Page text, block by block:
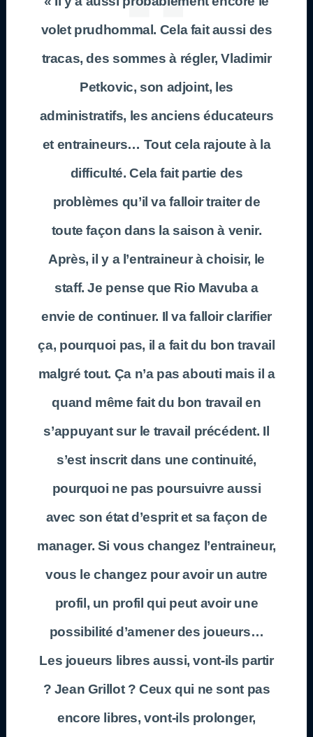
volet prudhommal. Cela fait aussi des
tracas, des sommes à régler, Vladimir
Petkovic, son adjoint, les
administratifs, les anciens éducateurs
et entraineurs… Tout cela rajoute à la
difficulté. Cela fait partie des
problèmes qu’il va falloir traiter de
toute façon dans la saison à venir.
Après, il y a l’entraineur à choisir, le
staff. Je pense que Rio Mavuba a
envie de continuer. Il va falloir clarifier
ça, pourquoi pas, il a fait du bon travail
malgré tout. Ça n’a pas abouti mais il a
quand même fait du bon travail en
s’appuyant sur le travail précédent. Il
s’est inscrit dans une continuité,
pourquoi ne pas poursuivre aussi
avec son état d’esprit et sa façon de
manager. Si vous changez l’entraineur,
vous le changez pour avoir un autre
profil, un profil qui peut avoir une
possibilité d’amener des joueurs…
Les joueurs libres aussi, vont-ils partir
? Jean Grillot ? Ceux qui ne sont pas
encore libres, vont-ils prolonger,